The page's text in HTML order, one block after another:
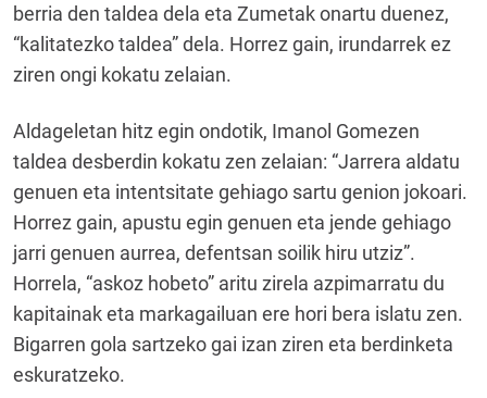
berria den taldea dela eta Zumetak onartu duenez,
“kalitatezko taldea” dela. Horrez gain, irundarrek ez
ziren ongi kokatu zelaian.
Aldageletan hitz egin ondotik, Imanol Gomezen
taldea desberdin kokatu zen zelaian: “Jarrera aldatu
genuen eta intentsitate gehiago sartu genion jokoari.
Horrez gain, apustu egin genuen eta jende gehiago
jarri genuen aurrea, defentsan soilik hiru utziz”.
Horrela, “askoz hobeto” aritu zirela azpimarratu du
kapitainak eta markagailuan ere hori bera islatu zen.
Bigarren gola sartzeko gai izan ziren eta berdinketa
eskuratzeko.